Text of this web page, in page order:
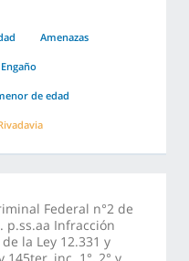
Amenazas
Engaño
de edad
Federal n°2 de
p.ss.aa Infracción
la Ley 12.331 y